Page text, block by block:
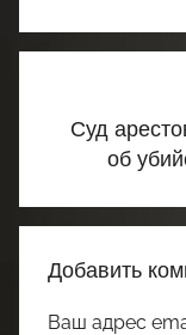
Суд
об
Добавить
Ваш адрес